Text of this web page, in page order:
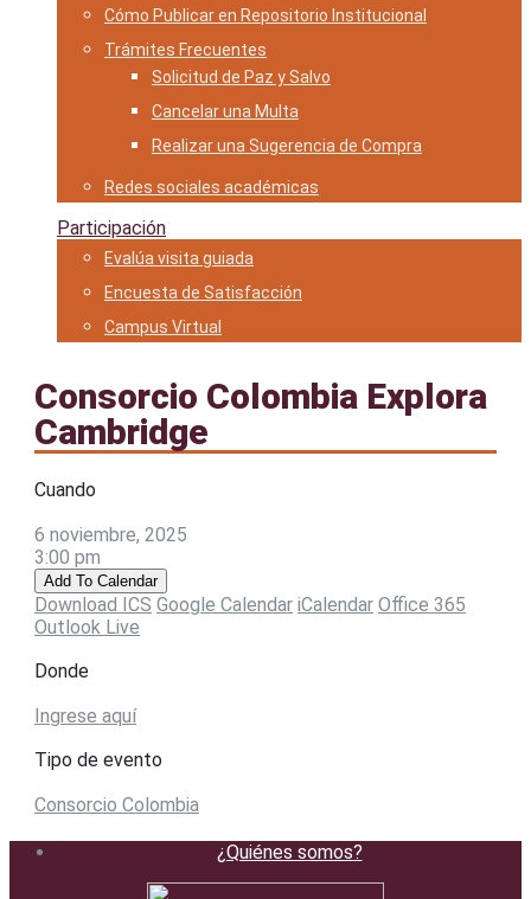
Cómo Publicar en Repositorio Institucional
Trámites Frecuentes
Solicitud de Paz y Salvo
Cancelar una Multa
Realizar una Sugerencia de Compra
Redes sociales académicas
Participación
Evalúa visita guiada
Encuesta de Satisfacción
Campus Virtual
Consorcio Colombia Explora
Cambridge
Cuando
6 noviembre, 2025
3:00 pm
Add To Calendar
Download ICS Google Calendar iCalendar Office 365
Outlook Live
Donde
Ingrese aquí
Tipo de evento
Consorcio Colombia
¿Quiénes somos?